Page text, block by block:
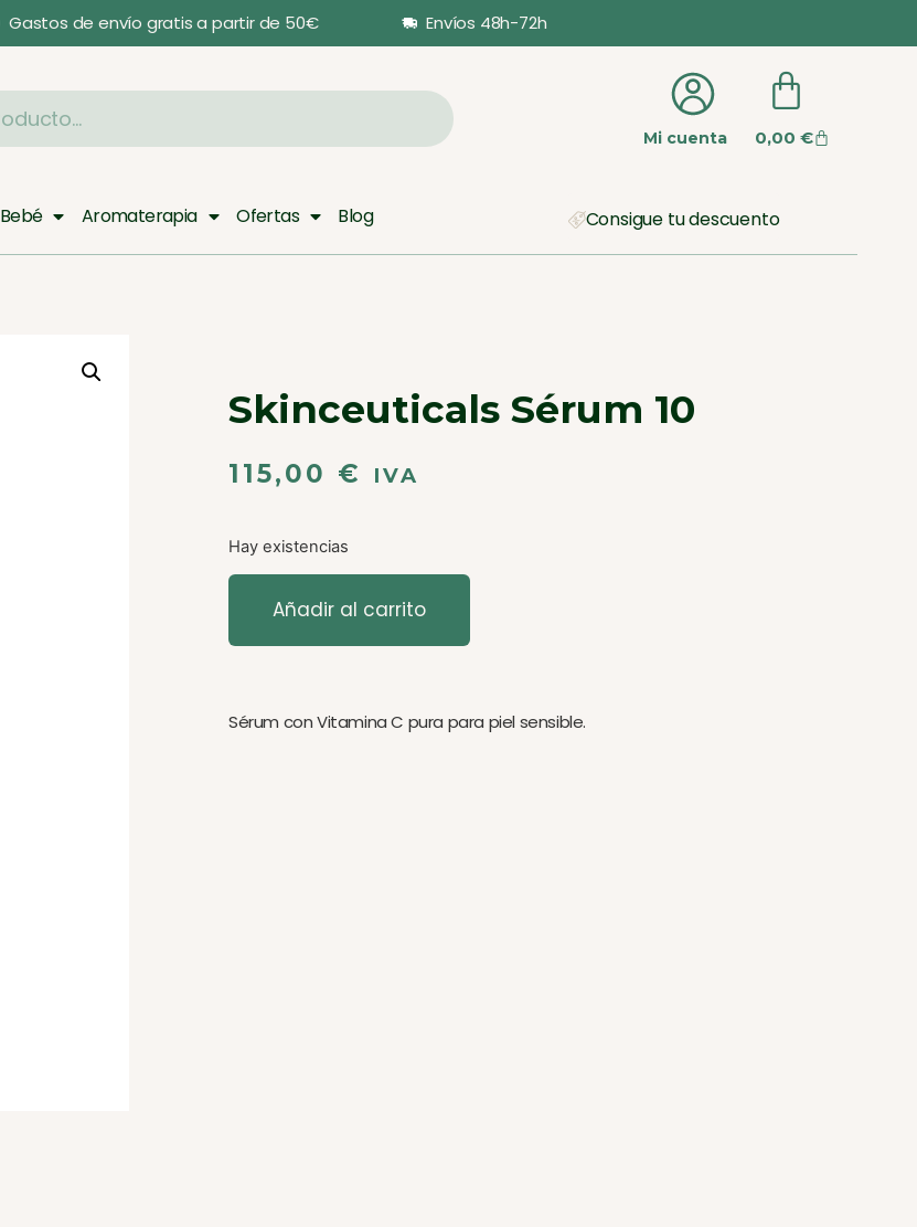
Gastos de envío gratis a partir de 50€ Envíos 48h-72h
Mi cuenta 0,00 €
Bebé Aromaterapia Ofertas Blog Consigue tu descuento
Skinceuticals Sérum 10
115,00 € IVA
Hay existencias
Añadir al carrito
Sérum con Vitamina C pura para piel sensible.